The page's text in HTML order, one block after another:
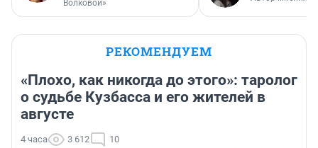
Волковой»
РЕКОМЕНДУЕМ
«Плохо, как никогда до этого»: таролог
о судьбе Кузбасса и его жителей в
августе
4 часа 3 612 10